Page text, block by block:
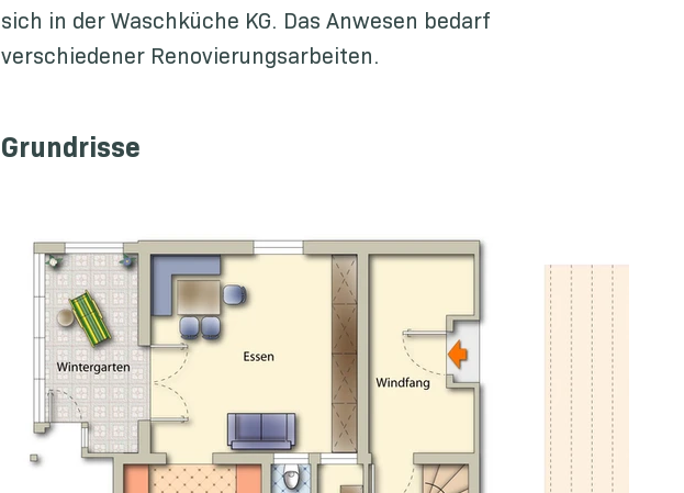
sich in der Waschküche KG. Das Anwesen bedarf
verschiedener Renovierungsarbeiten.
Grundrisse